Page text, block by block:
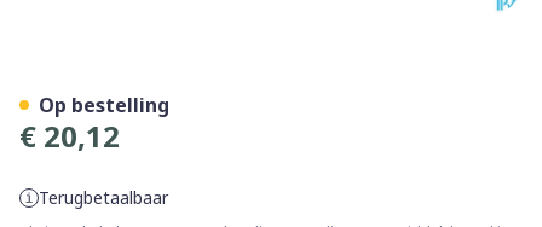
€ 20,12
Terugbetaalbaar
Op bestelling